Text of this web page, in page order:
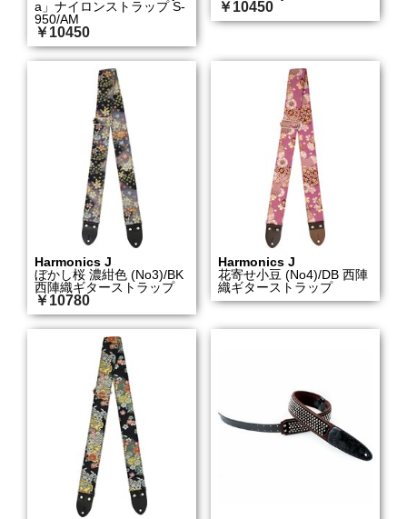
a」ナイロンストラップ S-
950/AM
￥10450
￥10450
Harmonics J
ぼかし桜 濃紺色 (No3)/BK
西陣織ギターストラップ
￥10780
Harmonics J
花寄せ小豆 (No4)/DB 西陣
織ギターストラップ